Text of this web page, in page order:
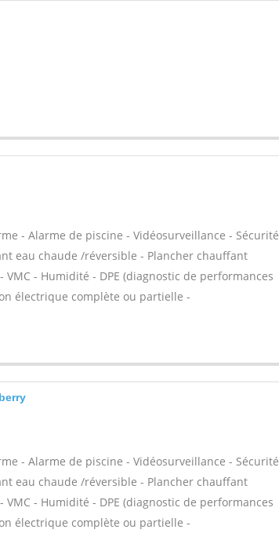
- Alarme de piscine - Vidéosurveillance - Sécurité
eau chaude /réversible - Plancher chauffant
- Humidité - DPE (diagnostic de performances
électrique complète ou partielle -
- Alarme de piscine - Vidéosurveillance - Sécurité
eau chaude /réversible - Plancher chauffant
- Humidité - DPE (diagnostic de performances
électrique complète ou partielle -